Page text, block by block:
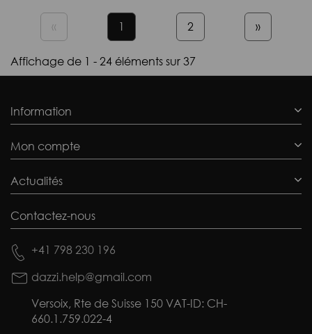
« 1 2 »
Affichage de 1 - 24 éléments sur 37
Information
Mon compte
Actualités
Contactez-nous
+41 798 230 196
dazzi.help@gmail.com
Versoix, Rte de Suisse 150 VAT-ID: CH-
660.1.759.022-4